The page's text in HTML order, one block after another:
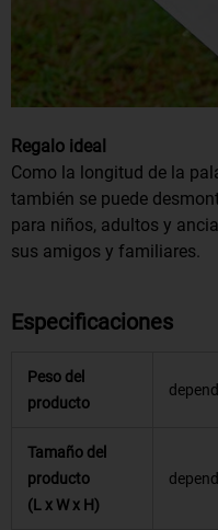
Regalo ideal
Como la longitud de la
también se puede
para niños, adultos y
sus amigos y familiares.
Especificaciones
Peso del
producto
Tamaño del
producto
(L x W x H)